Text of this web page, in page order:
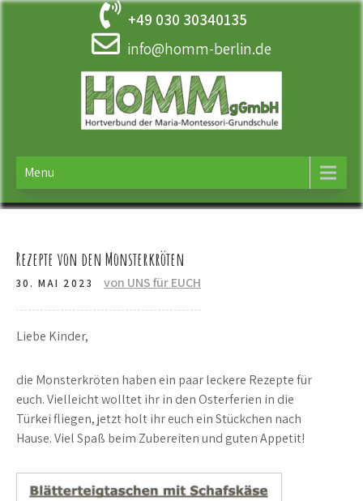
Skip
+49 030 30340135
info@homm-berlin.de
HOMM
Menu
Rezepte von den Monsterkröten
30. MAI 2023 von UNS für EUCH
Liebe Kinder,
die Monsterkröten haben ein paar leckere Rezepte für
euch. Vielleicht wolltet ihr in den Osterferien in die
Türkei fliegen, jetzt holt ihr euch ein Stückchen nach
Hause. Viel Spaß beim Zubereiten und guten Appetit!